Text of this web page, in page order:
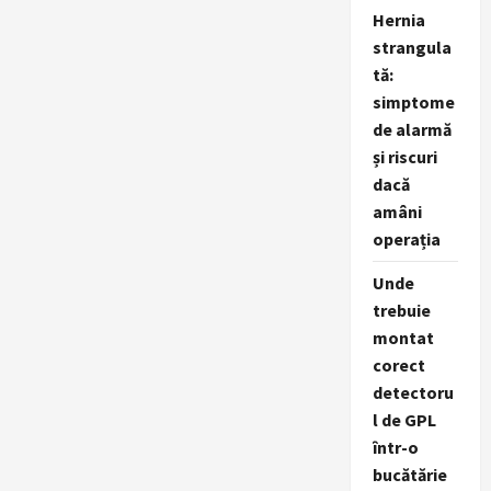
Hernia
strangula
tă:
simptome
de alarmă
și riscuri
dacă
amâni
operația
Unde
trebuie
montat
corect
detectoru
l de GPL
într-o
bucătărie